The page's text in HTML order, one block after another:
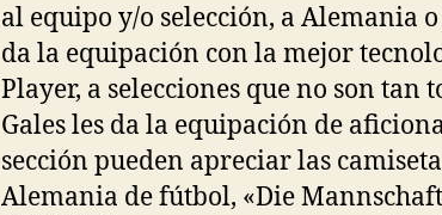
al equipo y/o selección, a Alemania
da la equipación con la mejor
Player, a selecciones que no son tan
Gales les da la equipación de
sección pueden apreciar las
Alemania de fútbol, «Die